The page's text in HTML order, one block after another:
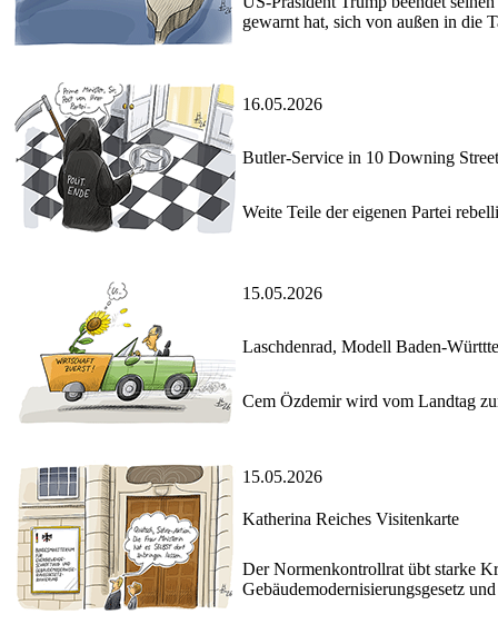
gewarnt hat, sich von außen in die
16.05.2026
Butler-Service in 10 Downing Street
Weite Teile der eigenen Partei
15.05.2026
Laschdenrad, Modell Baden-
Cem Özdemir wird vom Landtag
15.05.2026
Katherina Reiches Visitenkarte
Der Normenkontrollrat übt starke
Gebäudemodernisierungsgesetz